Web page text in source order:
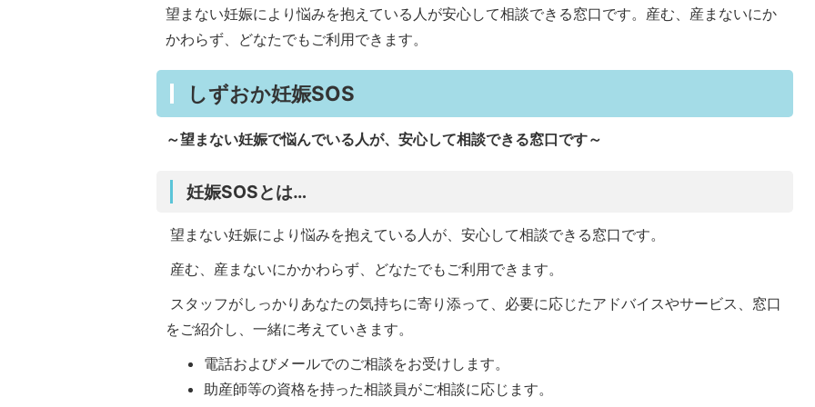
望まない妊娠により悩みを抱えている人が安心して相談できる窓口です。産む、産まないにか
かわらず、どなたでもご利用できます。
しずおか妊娠SOS
～望まない妊娠で悩んでいる人が、安心して相談できる窓口です～
妊娠SOSとは…
望まない妊娠により悩みを抱えている人が、安心して相談できる窓口です。
産む、産まないにかかわらず、どなたでもご利用できます。
スタッフがしっかりあなたの気持ちに寄り添って、必要に応じたアドバイスやサービス、窓口
をご紹介し、一緒に考えていきます。
電話およびメールでのご相談をお受けします。
助産師等の資格を持った相談員がご相談に応じます。